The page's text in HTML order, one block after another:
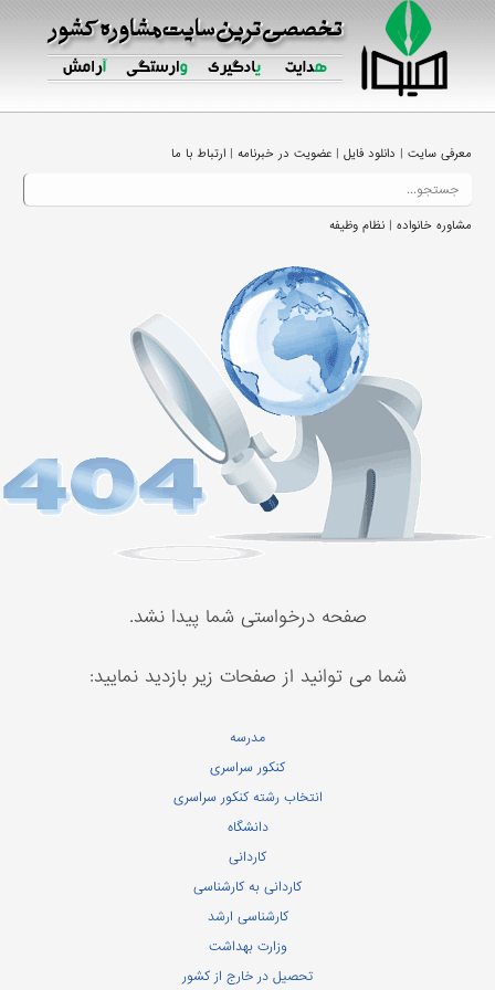
معرفی سایت| دانلود فایل| عضویت در خبرنامه| ارتباط با ما
مشاوره خانواده| نظام وظیفه
صفحه درخواستی شما پیدا نشد.
شما می توانید از صفحات زیر بازدید نمایید:
مدرسه
کنکور سراسری
انتخاب رشته کنکور سراسری
دانشگاه
کاردانی
کاردانی به کارشناسی
کارشناسی ارشد
وزارت بهداشت
تحصیل در خارج از کشور